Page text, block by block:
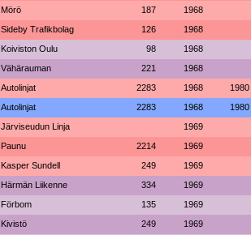
Mörö 187 1968
Sideby Trafikbolag 126 1968
Koiviston Oulu 98 1968
Vähärauman 221 1968
Autolinjat 2283 1968 1980
Autolinjat 2283 1968 1980
Järviseudun Linja 1969
Paunu 2214 1969
Kasper Sundell 249 1969
Härmän Liikenne 334 1969
Förbom 135 1969
Kivistö 249 1969